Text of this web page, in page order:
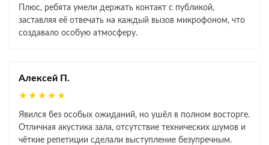
Плюс, ребята умели держать контакт с публикой,
заставляя её отвечать на каждый вызов микрофоном, что
создавало особую атмосферу.
Алексей П.
★★★★★
Явился без особых ожиданий, но ушёл в полном восторге.
Отличная акустика зала, отсутствие технических шумов и
чёткие репетиции сделали выступление безупречным.